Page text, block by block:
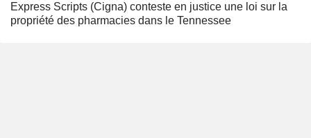
Express Scripts (Cigna) conteste en justice une loi sur la
propriété des pharmacies dans le Tennessee